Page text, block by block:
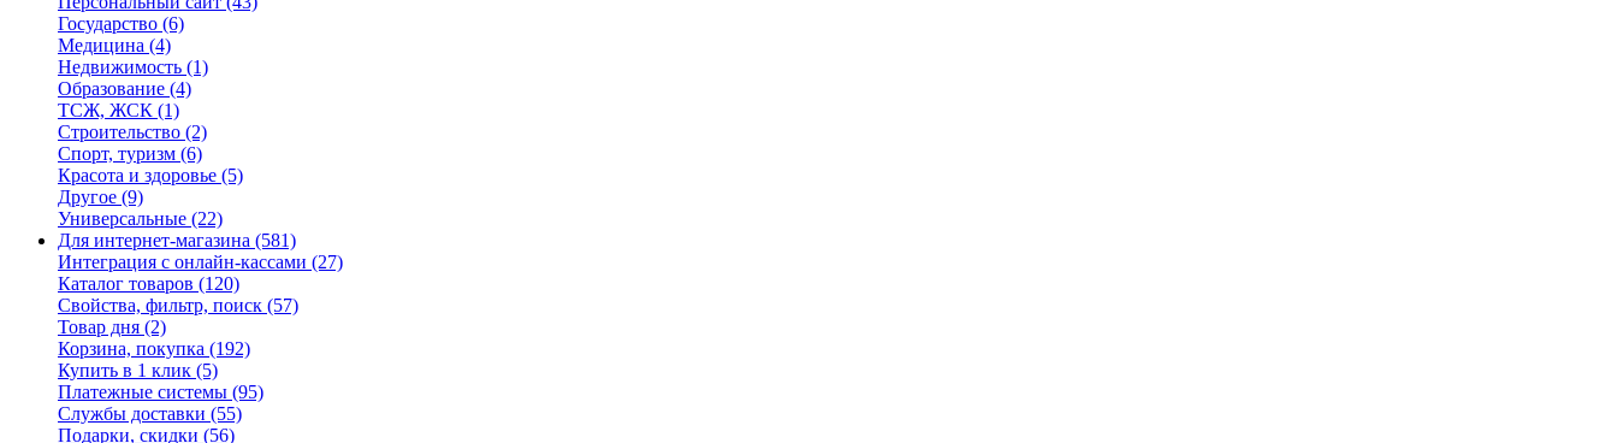
Государство (6)
Медицина (4)
Недвижимость (1)
Образование (4)
ТСЖ, ЖСК (1)
Строительство (2)
Спорт, туризм (6)
Красота и здоровье (5)
Другое (9)
Универсальные (22)
Для интернет-магазина (581)
Интеграция с онлайн-кассами (27)
Каталог товаров (120)
Свойства, фильтр, поиск (57)
Товар дня (2)
Корзина, покупка (192)
Купить в 1 клик (5)
Платежные системы (95)
Службы доставки (55)
Подарки, скидки (56)